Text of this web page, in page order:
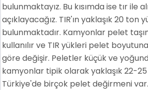
bulunmaktayız. Bu kısımda ise tır ile
açıklayacağız. TIR'ın yaklaşık 20 ton
bulunmaktadır. Kamyonlar pelet
kullanılır ve TIR yükleri pelet
göre değişir. Peletler küçük ve
kamyonlar tipik olarak yaklaşık 22-
Türkiye'de birçok pelet değirmeni